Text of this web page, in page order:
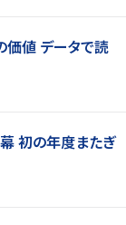
価値 データで読
初の年度またぎ